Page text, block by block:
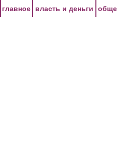
главное власть и деньги